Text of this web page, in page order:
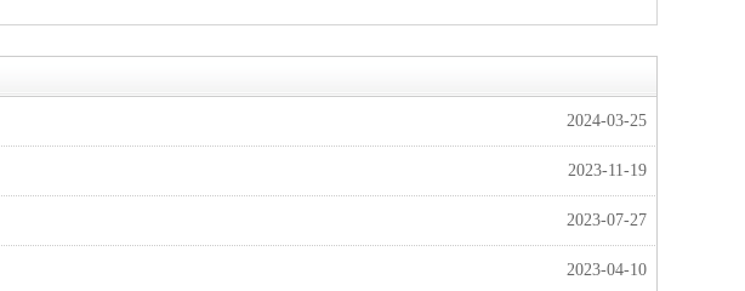
2024-03-25
2023-11-19
2023-07-27
2023-04-10